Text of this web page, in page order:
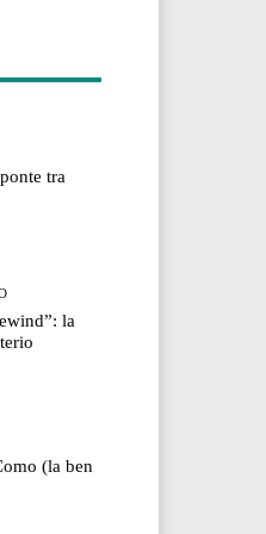
tra
la
(la ben